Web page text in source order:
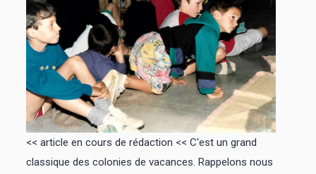
<< article en cours de rédaction << C'est un grand
classique des colonies de vacances. Rappelons nous